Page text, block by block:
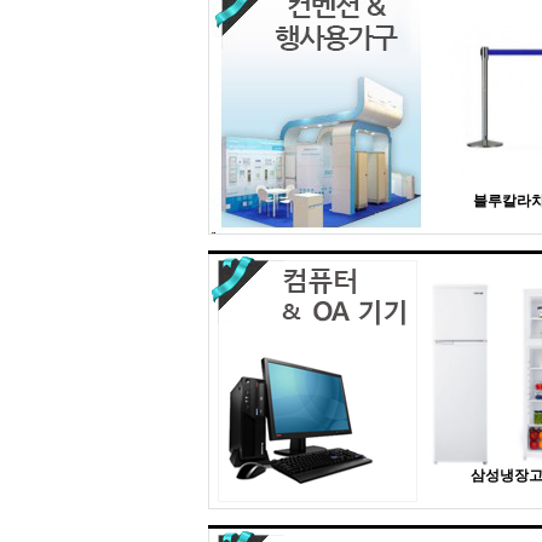
블루칼라
삼성냉장